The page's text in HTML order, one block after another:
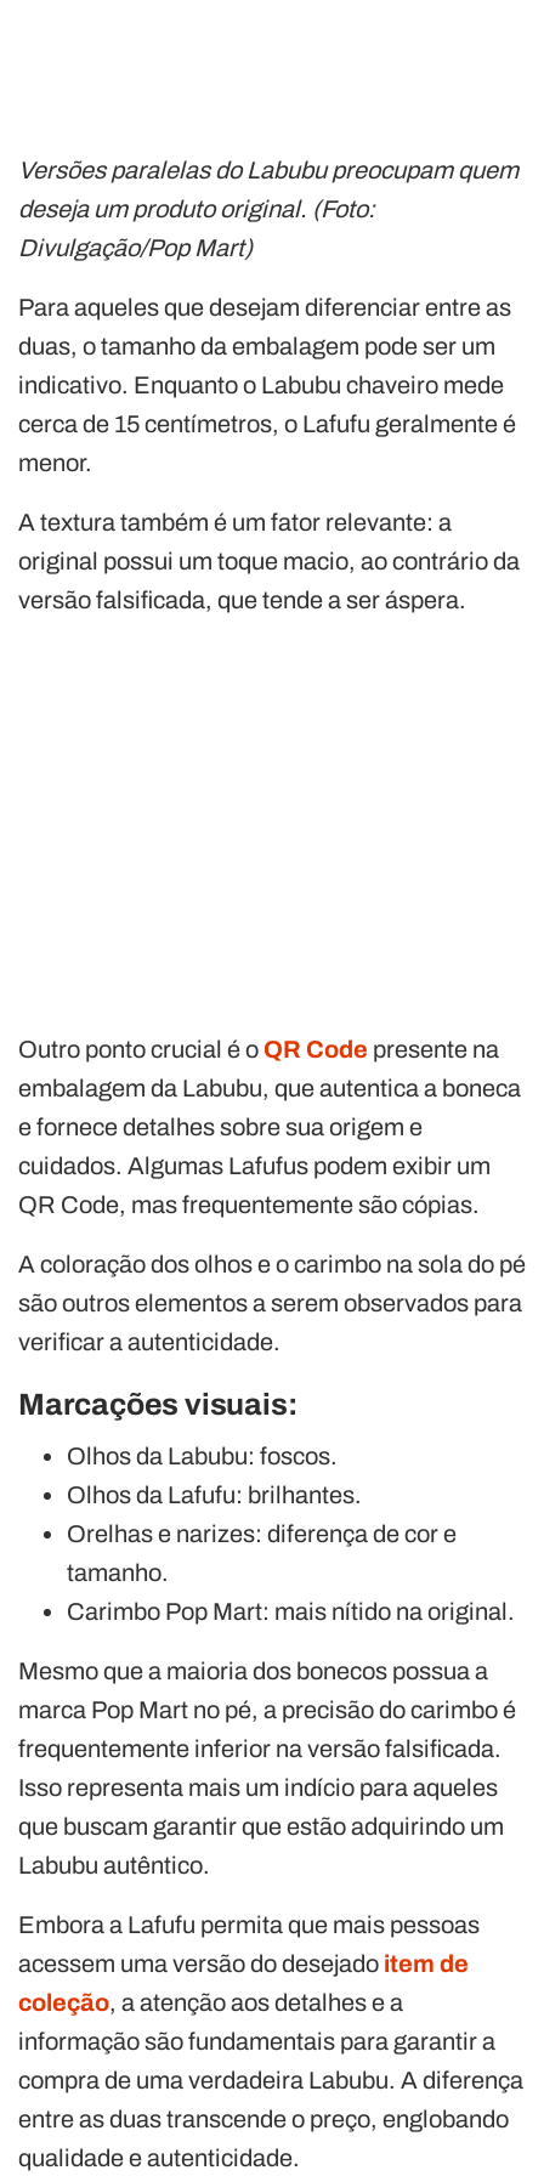
Versões paralelas do Labubu preocupam quem
deseja um produto original. (Foto:
Divulgação/Pop Mart)
Para aqueles que desejam diferenciar entre as
duas, o tamanho da embalagem pode ser um
indicativo. Enquanto o Labubu chaveiro mede
cerca de 15 centímetros, o Lafufu geralmente é
menor.
A textura também é um fator relevante: a
original possui um toque macio, ao contrário da
versão falsificada, que tende a ser áspera.
Outro ponto crucial é o QR Code presente na
embalagem da Labubu, que autentica a boneca
e fornece detalhes sobre sua origem e
cuidados. Algumas Lafufus podem exibir um
QR Code, mas frequentemente são cópias.
A coloração dos olhos e o carimbo na sola do pé
são outros elementos a serem observados para
verificar a autenticidade.
Marcações visuais:
Olhos da Labubu: foscos.
Olhos da Lafufu: brilhantes.
Orelhas e narizes: diferença de cor e
tamanho.
Carimbo Pop Mart: mais nítido na original.
Mesmo que a maioria dos bonecos possua a
marca Pop Mart no pé, a precisão do carimbo é
frequentemente inferior na versão falsificada.
Isso representa mais um indício para aqueles
que buscam garantir que estão adquirindo um
Labubu autêntico.
Embora a Lafufu permita que mais pessoas
acessem uma versão do desejado item de
coleção, a atenção aos detalhes e a
informação são fundamentais para garantir a
compra de uma verdadeira Labubu. A diferença
entre as duas transcende o preço, englobando
qualidade e autenticidade.